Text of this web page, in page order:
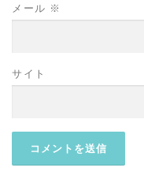
メール ※
サイト